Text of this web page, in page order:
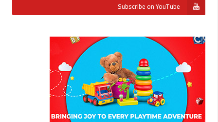
Subscribe on YouTube